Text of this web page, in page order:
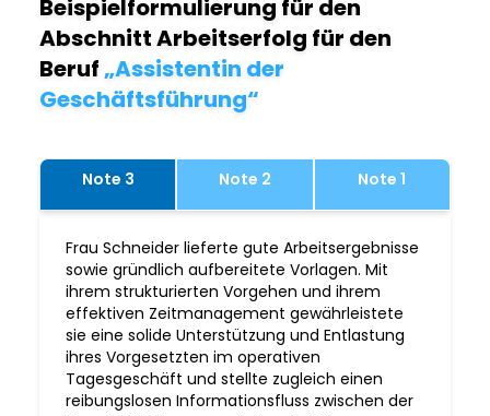
Beispielformulierung für den
Abschnitt Arbeitserfolg für den
Beruf„Assistentin der
Geschäftsführung“
Note 3 Note 2 Note 1
Frau Schneider lieferte gute Arbeitsergebnisse
sowie gründlich aufbereitete Vorlagen. Mit
ihrem strukturierten Vorgehen und ihrem
effektiven Zeitmanagement gewährleistete
sie eine solide Unterstützung und Entlastung
ihres Vorgesetzten im operativen
Tagesgeschäft und stellte zugleich einen
reibungslosen Informationsfluss zwischen der